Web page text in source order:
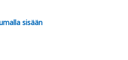
sisään